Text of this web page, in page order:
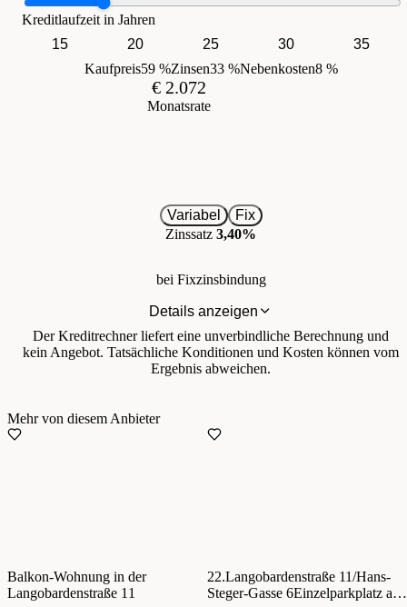
Kreditlaufzeit in Jahren
15
20 25 30
35
Kaufpreis59 %Zinsen33 %Nebenkosten8 %
€ 2.072
Monatsrate
Variabel
Fix
Zinssatz 3,40%
bei Fixzinsbindung
Details anzeigen
Der Kreditrechner liefert eine unverbindliche Berechnung und
kein Angebot. Tatsächliche Konditionen und Kosten können vom
Ergebnis abweichen.
Mehr von diesem Anbieter
Balkon-Wohnung in der
Langobardenstraße 11
22.Langobardenstraße 11/Hans-
Steger-Gasse 6Einzelparkplatz ab